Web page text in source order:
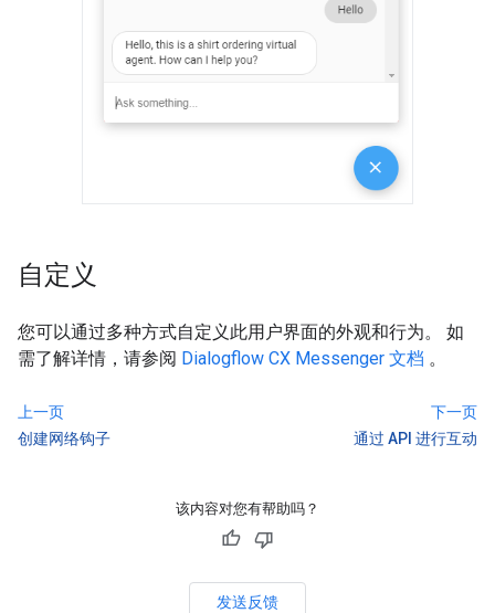
自定义
您可以通过多种方式自定义此用户界面的外观和行为。 如
需了解详情，请参阅 Dialogflow CX Messenger 文档 。
上一页
创建网络钩子
下一页
通过 API 进行互动
该内容对您有帮助吗？
发送反馈